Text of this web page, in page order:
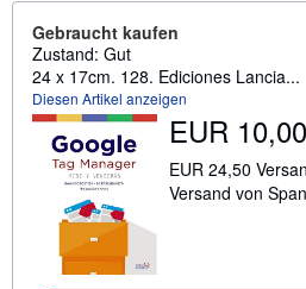
Gebraucht kaufen
Zustand: Gut
24 x 17cm. 128. Ediciones Lancia...
Diesen Artikel anzeigen
EUR 10,00
EUR 24,50
Versand von